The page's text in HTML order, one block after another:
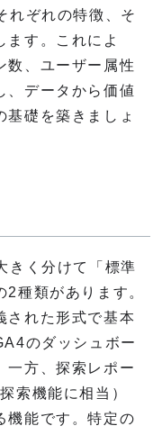
れぞれの特徴、そ
ます。これによ
数、ユーザー属性
、データから価値
基礎を築きましょ
きく分けて「標準
種類があります。
された形式で基本
のダッシュボー
一方、探索レポー
索機能に相当）
機能です。特定の